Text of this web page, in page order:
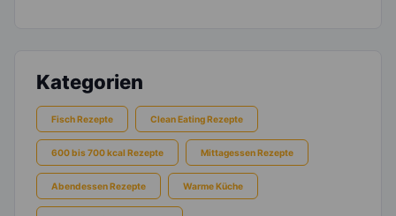
Kategorien
Fisch Rezepte Clean Eating Rezepte
600 bis 700 kcal Rezepte Mittagessen Rezepte
Abendessen Rezepte Warme Küche